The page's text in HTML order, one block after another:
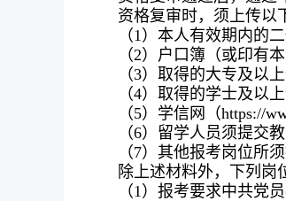
资格复审时，须上传以
（1）本人有效期内的
（2）户口簿（或印有
（3）取得的大专及以
（4）取得的学士及以
（5）学信网（https://
（6）留学人员须提交
（7）其他报考岗位所
除上述材料外，下列岗
（1）报考要求中共党